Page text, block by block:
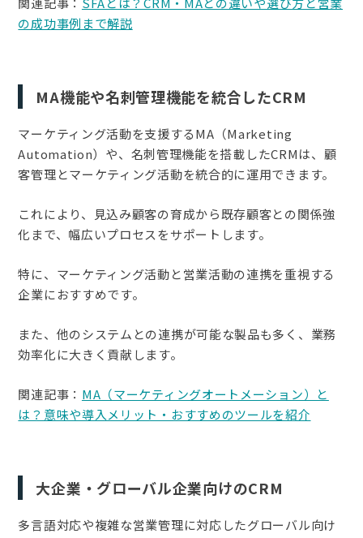
の成功事例まで解説
MA機能や名刺管理機能を統合したCRM
マーケティング活動を支援するMA（Marketing
Automation）や、名刺管理機能を搭載したCRMは、顧
客管理とマーケティング活動を統合的に運用できます。
これにより、見込み顧客の育成から既存顧客との関係強
化まで、幅広いプロセスをサポートします。
特に、マーケティング活動と営業活動の連携を重視する
企業におすすめです。
また、他のシステムとの連携が可能な製品も多く、業務
効率化に大きく貢献します。
関連記事： MA（マーケティングオートメーション）と
は？意味や導入メリット・おすすめのツールを紹介
大企業・グローバル企業向けのCRM
多言語対応や複雑な営業管理に対応したグローバル向け